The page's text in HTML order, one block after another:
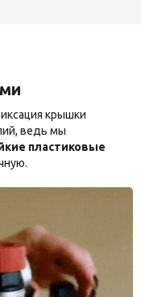
крышки
ведь мы
пластиковые